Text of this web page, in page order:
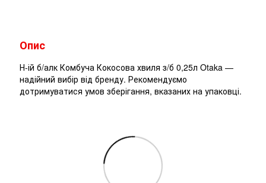
Опис
Н-ій б/алк Комбуча Кокосова хвиля з/б 0,25л Otaka —
надійний вибір від бренду. Рекомендуємо
дотримуватися умов зберігання, вказаних на упаковці.